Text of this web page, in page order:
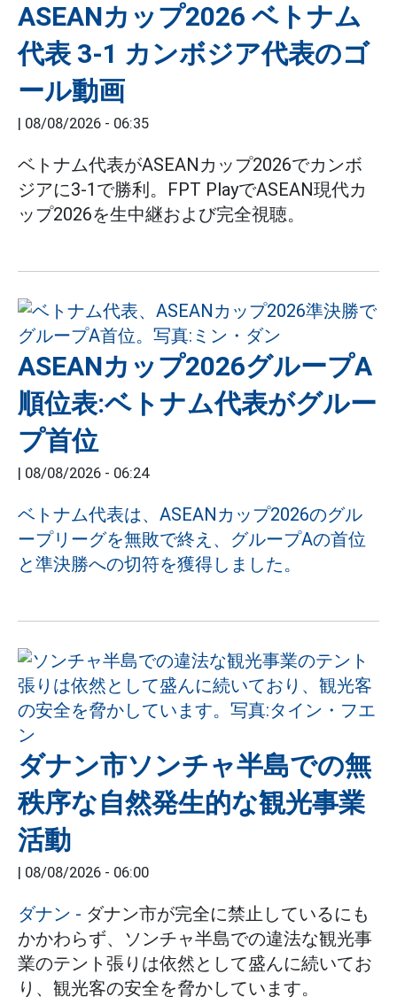
ASEANカップ2026 ベトナム
代表 3-1 カンボジア代表のゴ
ール動画
| 08/08/2026 - 06:35
ベトナム代表がASEANカップ2026でカンボ
ジアに3-1で勝利。FPT PlayでASEAN現代カ
ップ2026を生中継および完全視聴。
ASEANカップ2026グループA
順位表:ベトナム代表がグルー
プ首位
| 08/08/2026 - 06:24
ベトナム代表は、ASEANカップ2026のグル
ープリーグを無敗で終え、グループAの首位
と準決勝への切符を獲得しました。
ダナン市ソンチャ半島での無
秩序な自然発生的な観光事業
活動
| 08/08/2026 - 06:00
ダナン - ダナン市が完全に禁止しているにも
かかわらず、ソンチャ半島での違法な観光事
業のテント張りは依然として盛んに続いてお
り、観光客の安全を脅かしています。